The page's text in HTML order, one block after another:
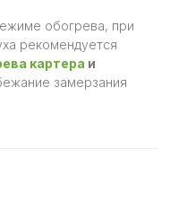
обогрева, при
рекомендуется
картера и
замерзания